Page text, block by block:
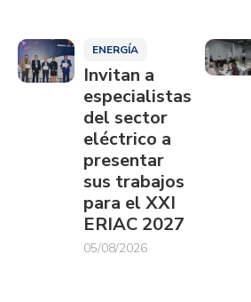
ENERGÍA
Invitan a
especialistas
del sector
eléctrico a
presentar
sus trabajos
para el XXI
ERIAC 2027
05/08/2026